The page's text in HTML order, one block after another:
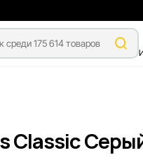
Classic